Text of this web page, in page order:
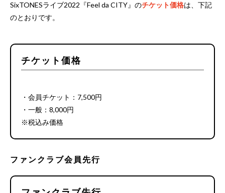
SixTONESライブ2022『Feel da CITY』のチケット価格は、下記
のとおりです。
チケット価格
・会員チケット：7,500円
・一般：8,000円
※税込み価格
ファンクラブ会員先行